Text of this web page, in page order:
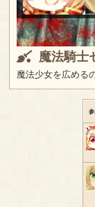
魔法騎士
魔法少女を広める